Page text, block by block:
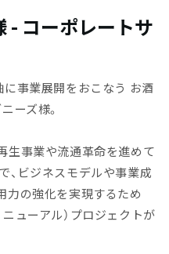
- コーポレートサ
事業展開をおこなう お酒
ーズ様。
生事業や流通革命を進めて
、ビジネスモデルや事業成
力の強化を実現するため
ューアル）プロジェクトが